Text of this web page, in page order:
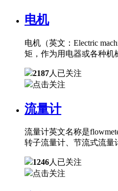
电机
电机（英文：Electric
矩，作为用电器或各种机
2187人已关注
点击关注
流量计
流量计英文名称是
转子流量计、节流式流量
1246人已关注
点击关注